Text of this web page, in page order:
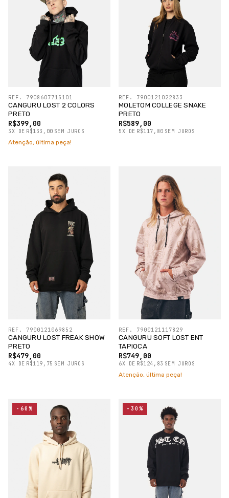
CANGURU LOST 2 COLORS
PRETO
R$399,00
3X DE R$133,00 SEM JUROS
REF. 7908607715101
Atenção, última peça!
MOLETOM COLLEGE SNAKE
PRETO
R$589,00
5X DE R$117,80 SEM JUROS
REF. 7900121022833
CANGURU LOST FREAK SHOW
PRETO
R$479,00
4X DE R$119,75 SEM JUROS
REF. 7900121069852
CANGURU SOFT LOST ENT
TAPIOCA
R$749,00
6X DE R$124,83 SEM JUROS
REF. 7900121117829
Atenção, última peça!
-60% -30%